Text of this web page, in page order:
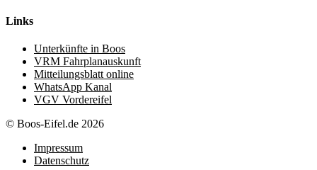
Links
Unterkünfte in Boos
VRM Fahrplanauskunft
Mitteilungsblatt online
WhatsApp Kanal
VGV Vordereifel
© Boos-Eifel.de 2026
Impressum
Datenschutz